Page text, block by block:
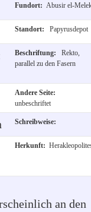
Fundort: Abusir el-
Standort: Papyrusdepot
Beschriftung:
Rekto,
parallel zu den Fasern
Andere Seite:
unbeschriftet
Schreibweise:
Herkunft:
an den